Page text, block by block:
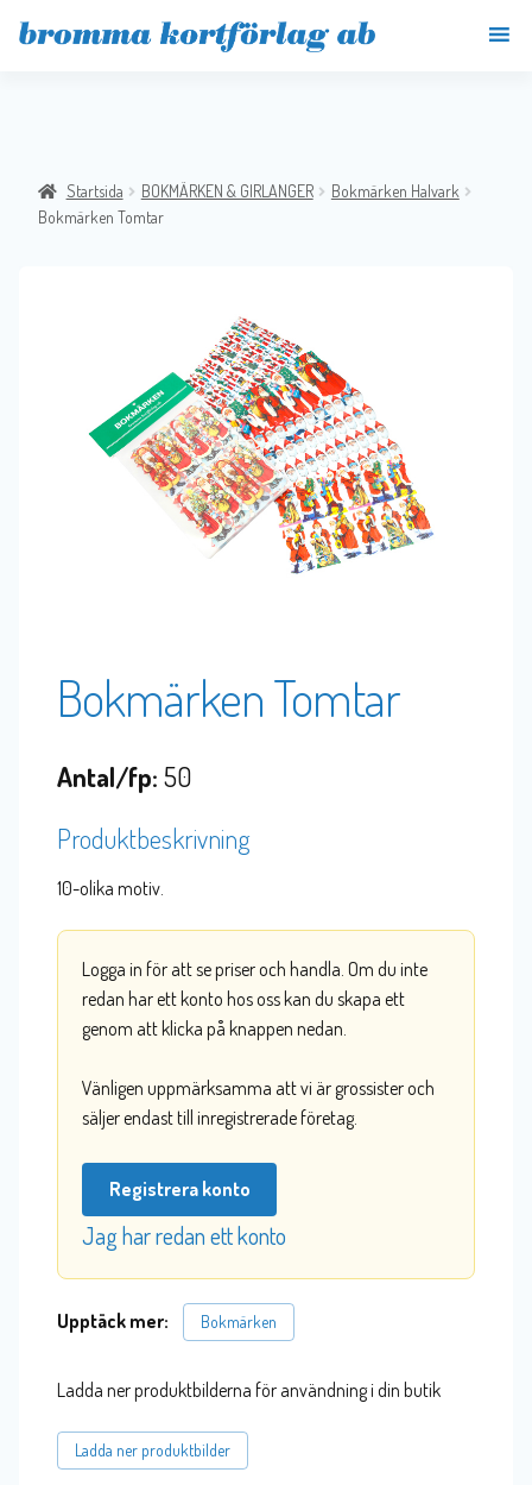
Startsida BOKMÄRKEN & GIRLANGER
Bokmärken Halvark
Bokmärken Tomtar
Bokmärken Tomtar
Antal/fp: 50
Produktbeskrivning
10-olika motiv.
Logga in för att se priser och handla. Om du inte
redan har ett konto hos oss kan du skapa ett
genom att klicka på knappen nedan.
Vänligen uppmärksamma att vi är grossister och
säljer endast till inregistrerade företag.
Registrera konto
Jag har redan ett konto
Upptäck mer: Bokmärken
Ladda ner produktbilderna för användning i din butik
Ladda ner produktbilder